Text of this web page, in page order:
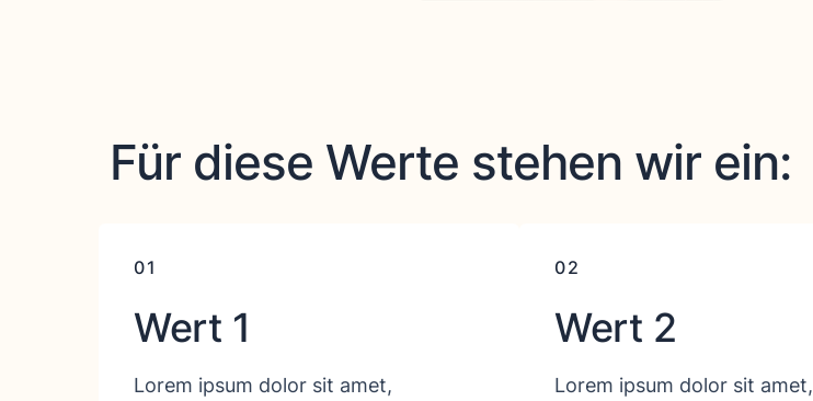
Für diese Werte stehen wir ein:
01
Wert 1
Lorem ipsum dolor sit amet,
02
Wert 2
Lorem ipsum dolor sit amet,